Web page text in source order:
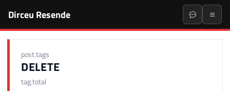
Dirceu Resende
post.tags
DELETE
tag.total